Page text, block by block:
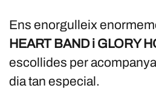
Ens enorgulleix
HEART BAND i GLORY
escollides per
dia tan especial.